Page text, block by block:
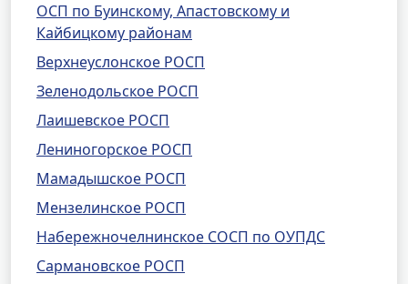
ОСП по Буинскому, Апастовскому и
Кайбицкому районам
Верхнеуслонское РОСП
Зеленодольское РОСП
Лаишевское РОСП
Лениногорское РОСП
Мамадышское РОСП
Мензелинское РОСП
Набережночелнинское СОСП по ОУПДС
Сармановское РОСП